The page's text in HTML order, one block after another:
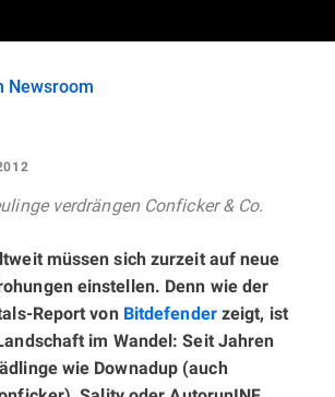
Newsroom
verdrängen Conficker & Co.
müssen sich zurzeit auf neue
einstellen. Denn wie der
Report von Bitdefenderzeigt, ist
im Wandel: Seit Jahren
wie Downadup (auch